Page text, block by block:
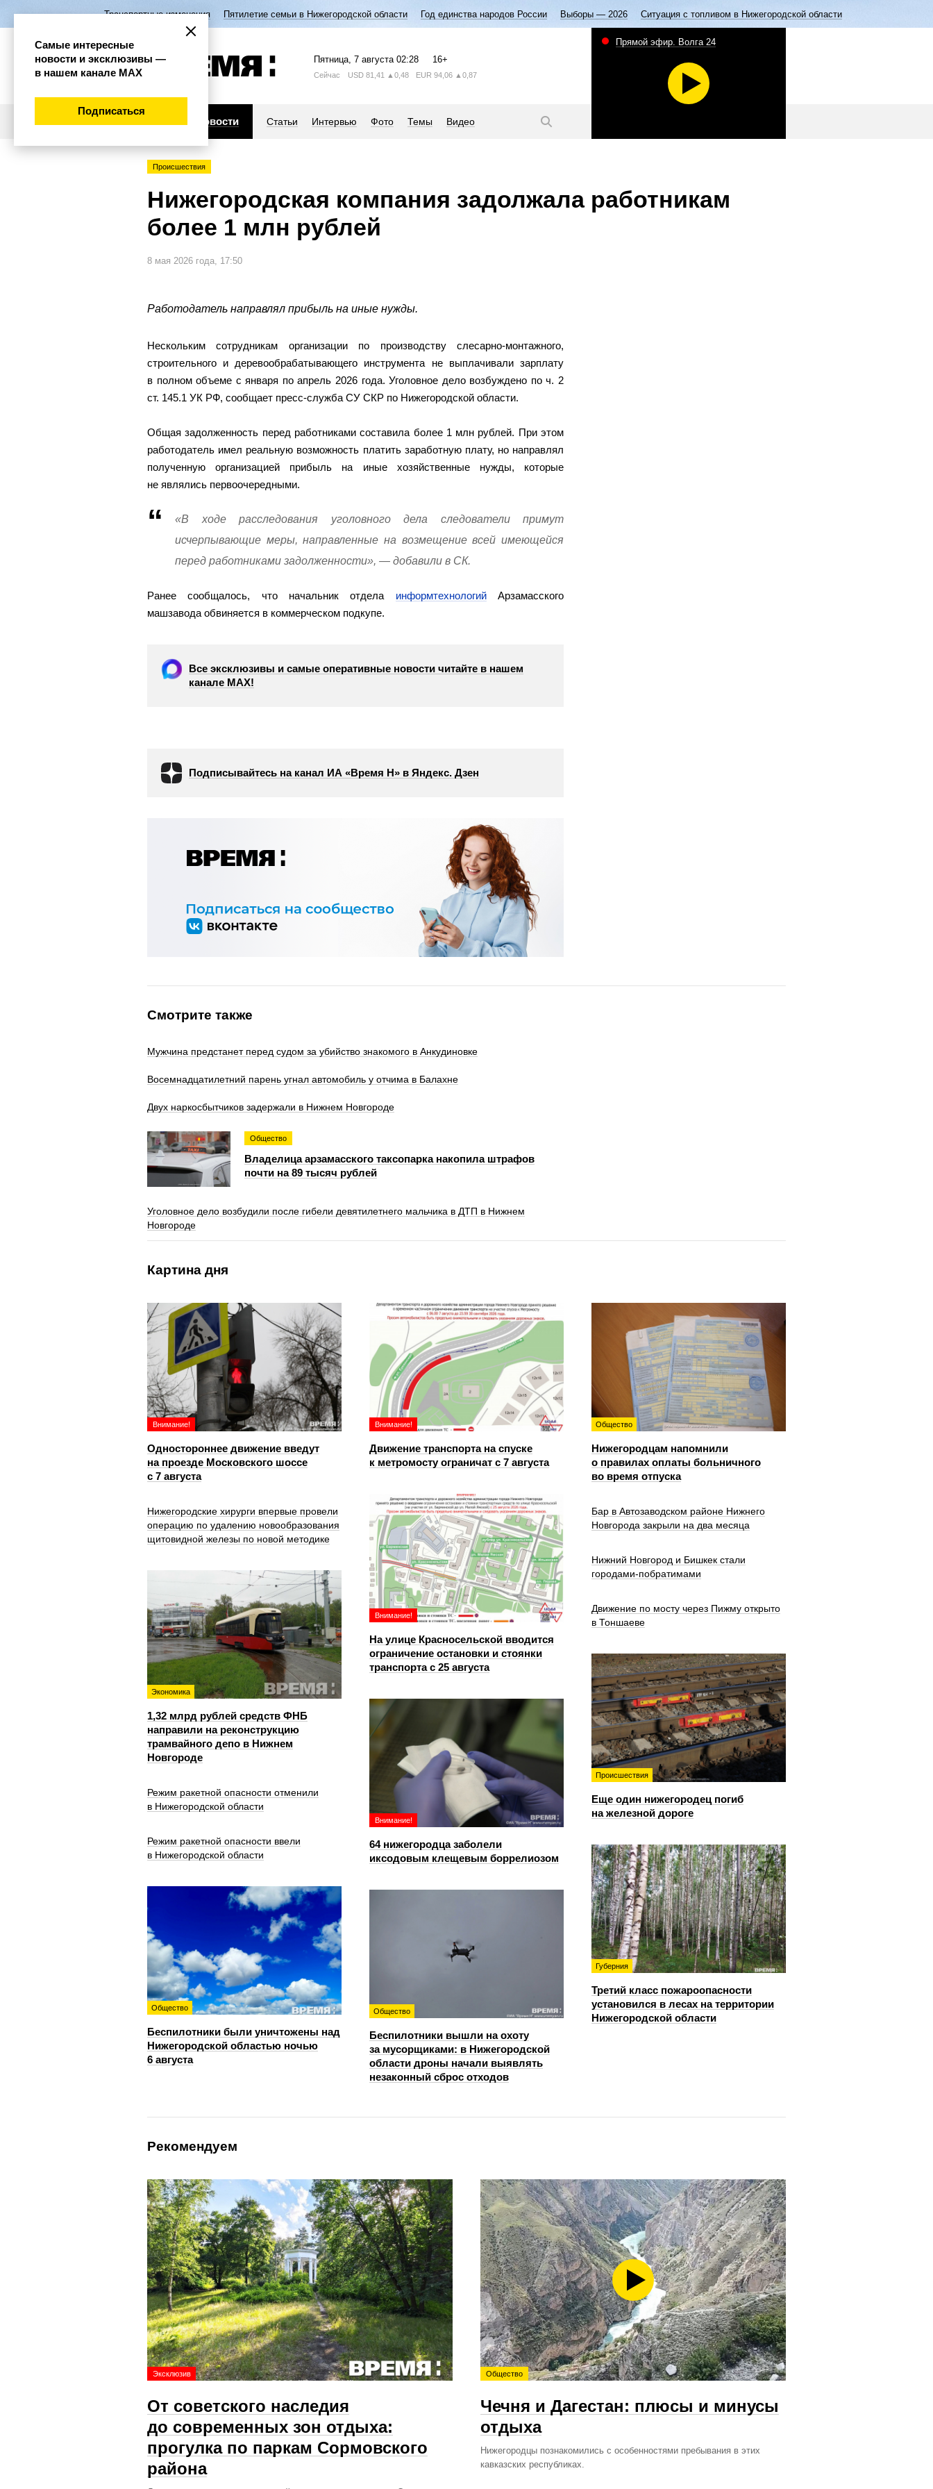
Транспортные изменения Пятилетие семьи в Нижегородской области Год единства народов России Выборы — 2026 Ситуация с топливом в Нижегородской области
Пятница, 7 августа 02:28 16+
Сейчас USD 81,41 ▲0,48 EUR 94,06 ▲0,87
Новости Статьи Интервью Фото Темы Видео
Прямой эфир. Волга 24
Происшествия
Нижегородская компания задолжала работникам
более 1 млн рублей
8 мая 2026 года, 17:50
Работодатель направлял прибыль на иные нужды.
Нескольким сотрудникам организации по производству слесарно-монтажного,
строительного и деревообрабатывающего инструмента не выплачивали зарплату
в полном объеме с января по апрель 2026 года. Уголовное дело возбуждено по ч. 2
ст. 145.1 УК РФ, сообщает пресс-служба СУ СКР по Нижегородской области.
Общая задолженность перед работниками составила более 1 млн рублей. При этом
работодатель имел реальную возможность платить заработную плату, но направлял
полученную организацией прибыль на иные хозяйственные нужды, которые
не являлись первоочередными.
«В ходе расследования уголовного дела следователи примут
исчерпывающие меры, направленные на возмещение всей имеющейся
перед работниками задолженности», — добавили в СК.
Ранее сообщалось, что начальник отдела информтехнологийАрзамасского
машзавода обвиняется в коммерческом подкупе.
Все эксклюзивы и самые оперативные новости читайте в нашем
канале МАХ!
Подписывайтесь на канал ИА «Время Н» в Яндекс. Дзен
Смотрите также
Мужчина предстанет перед судом за убийство знакомого в Анкудиновке
Восемнадцатилетний парень угнал автомобиль у отчима в Балахне
Двух наркосбытчиков задержали в Нижнем Новгороде
Общество
Владелица арзамасского таксопарка накопила штрафов
почти на 89 тысяч рублей
Уголовное дело возбудили после гибели девятилетнего мальчика в ДТП в Нижнем
Новгороде
Картина дня
Внимание!
Одностороннее движение введут
на проезде Московского шоссе
с 7 августа
Внимание!
Движение транспорта на спуске
к метромосту ограничат с 7 августа
Общество
Нижегородцам напомнили
о правилах оплаты больничного
во время отпуска
Внимание!
На улице Красносельской вводится
ограничение остановки и стоянки
транспорта с 25 августа
Нижегородские хирурги впервые провели
операцию по удалению новообразования
щитовидной железы по новой методике
Бар в Автозаводском районе Нижнего
Новгорода закрыли на два месяца
Нижний Новгород и Бишкек стали
городами-побратимами
Экономика
1,32 млрд рублей средств ФНБ
направили на реконструкцию
трамвайного депо в Нижнем
Новгороде
Движение по мосту через Пижму открыто
в Тоншаеве
Происшествия
Еще один нижегородец погиб
на железной дороге
Внимание!
64 нижегородца заболели
иксодовым клещевым боррелиозом
Режим ракетной опасности отменили
в Нижегородской области
Режим ракетной опасности ввели
в Нижегородской области
Губерния
Третий класс пожароопасности
установился в лесах на территории
Нижегородской области
Общество
Беспилотники были уничтожены над
Нижегородской областью ночью
6 августа
Общество
Беспилотники вышли на охоту
за мусорщиками: в Нижегородской
области дроны начали выявлять
незаконный сброс отходов
Рекомендуем
Эксклюзив
От советского наследия
до современных зон отдыха:
прогулка по паркам Сормовского
района
Общество
Чечня и Дагестан: плюсы и минусы
отдыха
Нижегородцы познакомились с особенностями пребывания в этих
кавказских республиках.
Самые интересные
новости и эксклюзивы —
в нашем канале МАХ
Подписаться